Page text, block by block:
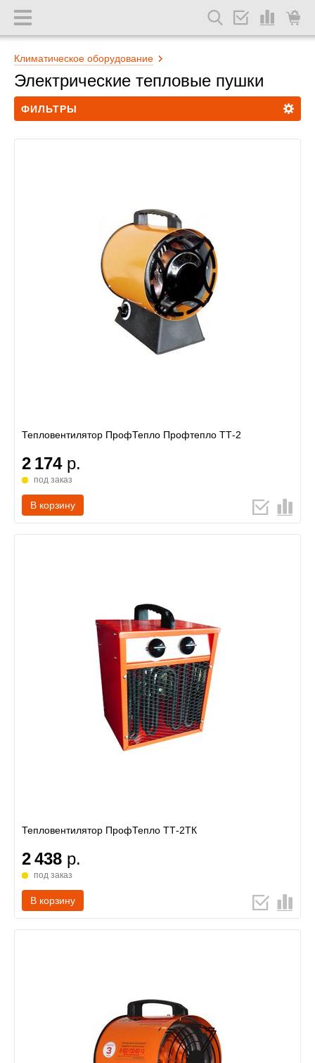
Климатическое оборудование
Электрические тепловые пушки
ФИЛЬТРЫ
Тепловентилятор ПрофТепло Профтепло ТТ-2
2 174р.
под заказ
В корзину
Тепловентилятор ПрофТепло ТТ-2ТК
2 438 р.
под заказ
В корзину